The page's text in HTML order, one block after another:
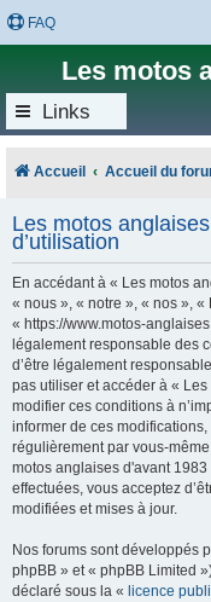
FAQ
Les motos
Links
Accueil Accueil du
Les motos
d’utilisation
En accédant à « Les motos
« nous », « notre », « nos »,
« https://www.motos-
légalement responsable des
d’être légalement
pas utiliser et accéder à «
modifier ces conditions à
informer de ces
régulièrement par vous-
motos anglaises d'avant
effectuées, vous acceptez
modifiées et mises à jour.
Nos forums sont développés
phpBB » et « phpBB Limited
déclaré sous la « licence